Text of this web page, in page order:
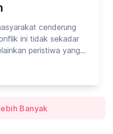
cenderung
ini tidak sekadar
peristiwa yang
jangka panjangnya
depan. Pada
Banyak